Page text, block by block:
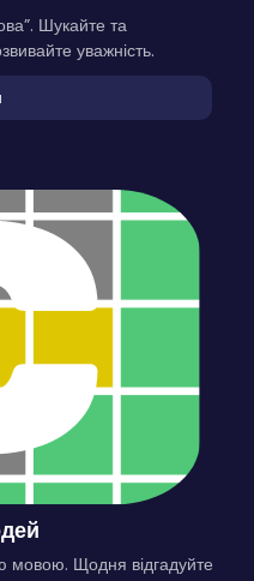
Шукайте та
уважність.
мовою. Щодня відгадуйте